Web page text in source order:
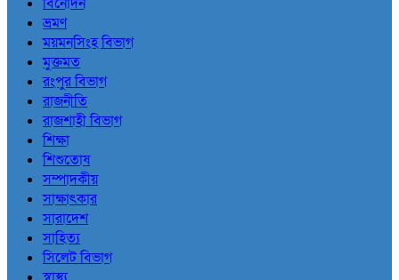
ভ্রমণ
ময়মনসিংহ বিভাগ
মুক্তমত
রংপুর বিভাগ
রাজনীতি
রাজশাহী বিভাগ
শিক্ষা
শিশুতোষ
সম্পাদকীয়
সাক্ষাৎকার
সারাদেশ
সাহিত্য
সিলেট বিভাগ